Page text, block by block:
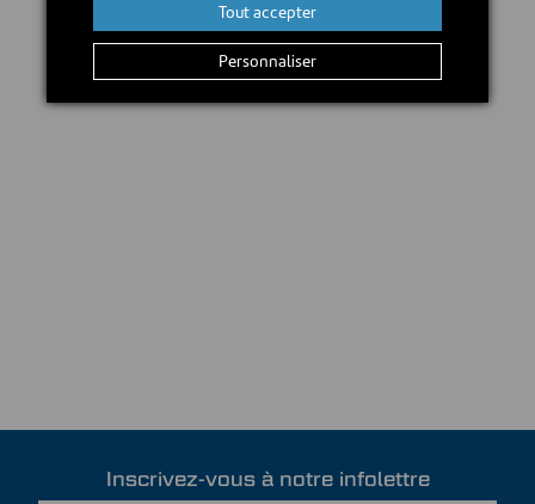
Inscrivez-vous à notre infolettre
Personnaliser
Tout accepter